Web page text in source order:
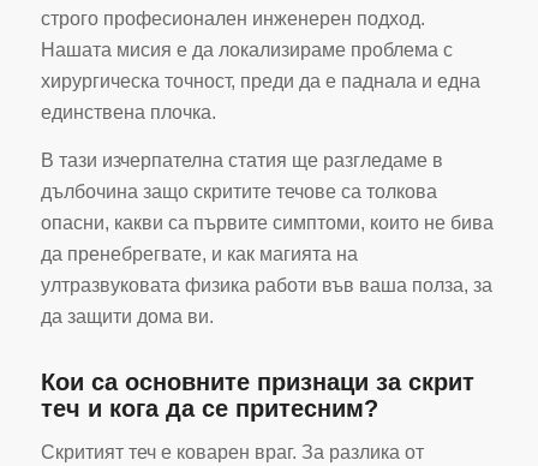
строго професионален инженерен подход.
Нашата мисия е да локализираме проблема с
хирургическа точност, преди да е паднала и една
единствена плочка.
В тази изчерпателна статия ще разгледаме в
дълбочина защо скритите течове са толкова
опасни, какви са първите симптоми, които не бива
да пренебрегвате, и как магията на
ултразвуковата физика работи във ваша полза, за
да защити дома ви.
Кои са основните признаци за скрит
теч и кога да се притесним?
Скритият теч е коварен враг. За разлика от